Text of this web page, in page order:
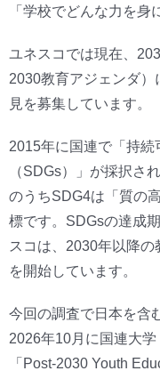
「学校でどんな力を身
ユネスコでは現在、
2030教育アジェンダ
見を募集しています。
2015年に国連で「持
（SDGs）」が採択さ
のうちSDG4は「質の
標です。SDGsの達成
スコは、2030年以降
を開始しています。
今回の調査で日本を含
2026年10月に国連大
「Post-2030 Youth